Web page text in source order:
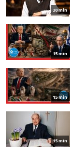
30 min
15 min
15 min
15 min